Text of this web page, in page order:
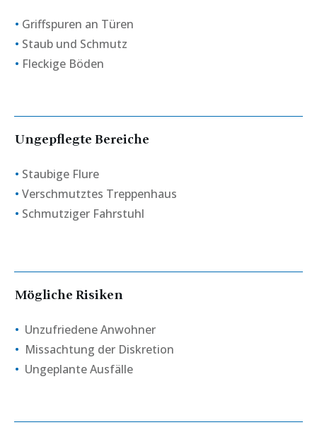
• Griffspuren an Türen
• Staub und Schmutz
• Fleckige Böden
Ungepflegte Bereiche
• Staubige Flure
• Verschmutztes Treppenhaus
• Schmutziger Fahrstuhl
Mögliche Risiken
• Unzufriedene Anwohner
• Missachtung der Diskretion
• Ungeplante Ausfälle